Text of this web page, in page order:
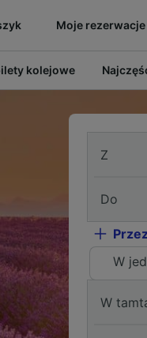
Moje rezerwacje
kolejowe
Z
Do
W
W